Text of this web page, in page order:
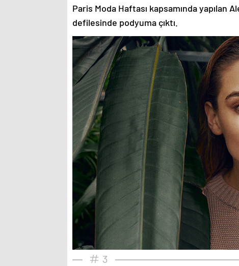
Paris Moda Haftası kapsamında yapılan
defilesinde podyuma çıktı.
3